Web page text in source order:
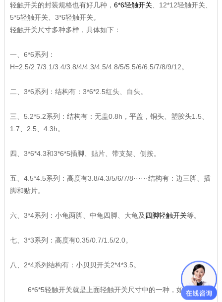
轻触开关的封装规格也有好几种， 6*6轻触开关、12*12轻触开关、
5*5轻触开关、3*6轻触开关。
轻触开关尺寸多种多样，具体如下：
一、6*6系列：
H=2.5/2.7/3.1/3.4/3.8/4/4.3/4.5/4.8/5/5.5/6/6.5/7/8/9/12。
二、3*6系列：结构有：3*6*2.5红头、白头。
三、5.2*5.2系列：结构有：无盖0.8h，平盖，铜头、塑胶头1.5、
1.7、2.5、4.3h。
四、3*6*4.3和3*6*5插脚、贴片、带支架、侧按。
五、4.5*4.5系列：高度有3.8/4.3/5/6/7/8······结构有：边三脚、插
脚和贴片。
六、3*4系列：小龟两脚、中龟四脚、大龟及四脚轻触开关等。
七、3*3系列：高度有0.35/0.7/1.5/2.0。
八、2*4系列结构有：小贝贝开关2*4*3.5。
6*6*5轻触开关就是上面轻触开关尺寸中的一种，如下图：